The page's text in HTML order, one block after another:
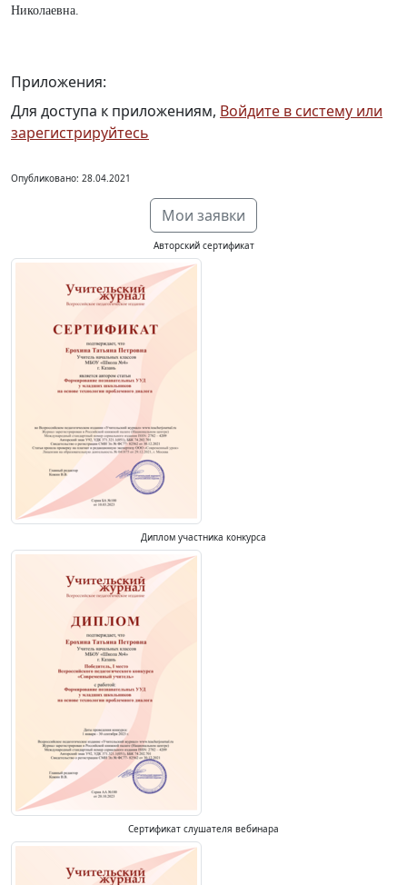
Николаевна.
Приложения:
Для доступа к приложениям, Войдите в систему или
зарегистрируйтесь
Опубликовано: 28.04.2021
Мои заявки
Авторский сертификат
Диплом участника конкурса
Сертификат слушателя вебинара